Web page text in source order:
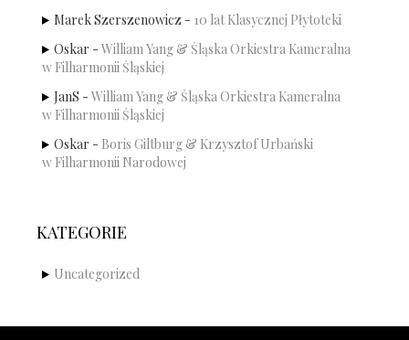
Marek Szerszenowicz - 10 lat Klasycznej Płytoteki
Oskar - William Yang & Śląska Orkiestra Kameralna
w Filharmonii Śląskiej
JanS - William Yang & Śląska Orkiestra Kameralna
w Filharmonii Śląskiej
Oskar - Boris Giltburg & Krzysztof Urbański
w Filharmonii Narodowej
KATEGORIE
Uncategorized